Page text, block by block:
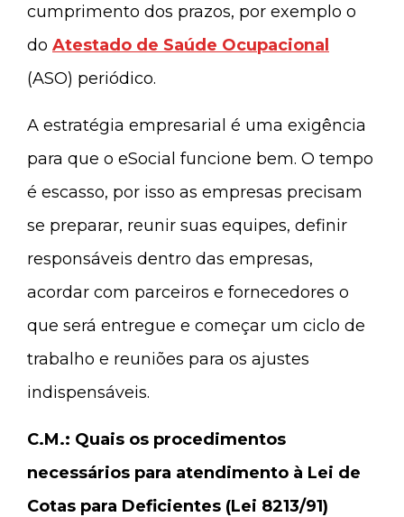
cumprimento dos prazos, por exemplo o
do Atestado de Saúde Ocupacional
(ASO) periódico.
A estratégia empresarial é uma exigência
para que o eSocial funcione bem. O tempo
é escasso, por isso as empresas precisam
se preparar, reunir suas equipes, definir
responsáveis dentro das empresas,
acordar com parceiros e fornecedores o
que será entregue e começar um ciclo de
trabalho e reuniões para os ajustes
indispensáveis.
C.M.: Quais os procedimentos
necessários para atendimento à Lei de
Cotas para Deficientes (Lei 8213/91)